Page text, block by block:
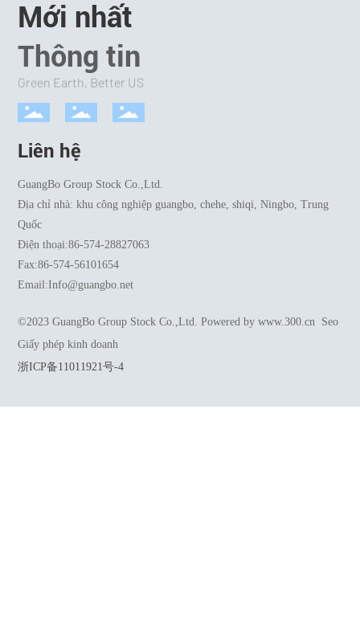
Mới nhất
Thông tin
Green Earth, Better US
Liên hệ
GuangBo Group Stock Co.,Ltd.
Địa chỉ nhà: khu công nghiệp guangbo, chehe, shiqi, Ningbo, Trung
Quốc
Điện thoại:86-574-28827063
Fax:86-574-56101654
Email:Info@guangbo.net
©2023 GuangBo Group Stock Co.,Ltd.Powered by www.300.cn Seo
Giấy phép kinh doanh
浙ICP备11011921号-4